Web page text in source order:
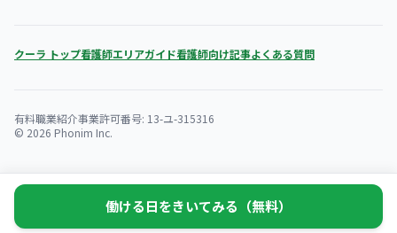
クーラ トップ看護師エリアガイド看護師向け記事よくある質問
有料職業紹介事業許可番号: 13-ユ-315316
© 2026 Phonim Inc.
働ける日をきいてみる（無料）